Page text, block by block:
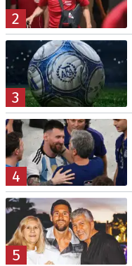
2
3
4
5